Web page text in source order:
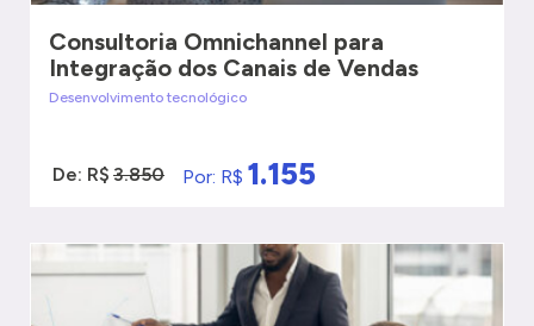
Consultoria Omnichannel para
Integração dos Canais de Vendas
Desenvolvimento tecnológico
De: R$ 3.850 Por: R$ 1.155